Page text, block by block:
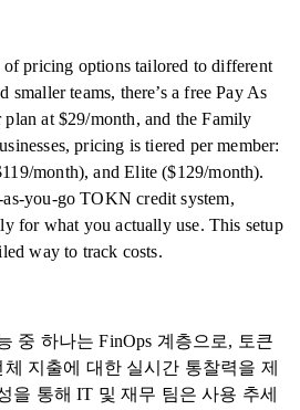
of pricing options tailored to different
smaller teams, there’s a free Pay As
at $29/month, and the Family
pricing is tiered per member:
month), and Elite ($129/month).
as-you-go TOKN credit system,
for what you actually use. This setup
way to track costs.
중 하나는 FinOps 계층으로, 토큰
지출에 대한 실시간 통찰력을 제
을 통해 IT 및 재무 팀은 사용 추세